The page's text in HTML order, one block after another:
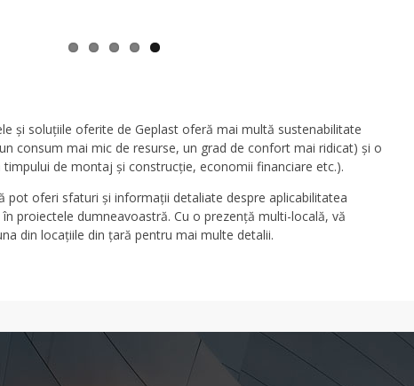
și soluțiile oferite de Geplast oferă mai multă sustenabilitate
consum mai mic de resurse, un grad de confort mai ridicat) și o
de montaj și construcție, economii financiare etc.).
pot oferi sfaturi și informații detaliate despre aplicabilitatea
proiectele dumneavoastră. Cu o prezență multi-locală, vă
din locațiile din țară pentru mai multe detalii.